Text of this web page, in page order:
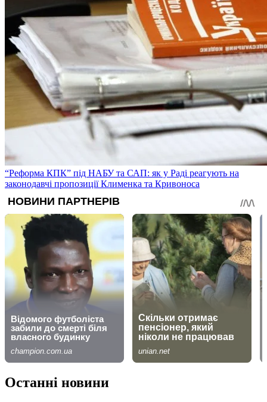
“Реформа КПК” під НАБУ та САП: як у Раді реагують на
законодавчі пропозиції Клименка та Кривоноса
Останні новини